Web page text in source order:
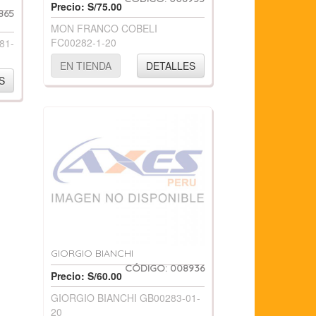
Precio: S/75.00
MON FRANCO COBELI
FC00282-1-20
EN TIENDA
DETALLES
GIORGIO BIANCHI
CÓDIGO: 008936
Precio: S/60.00
GIORGIO BIANCHI GB00283-01-
20